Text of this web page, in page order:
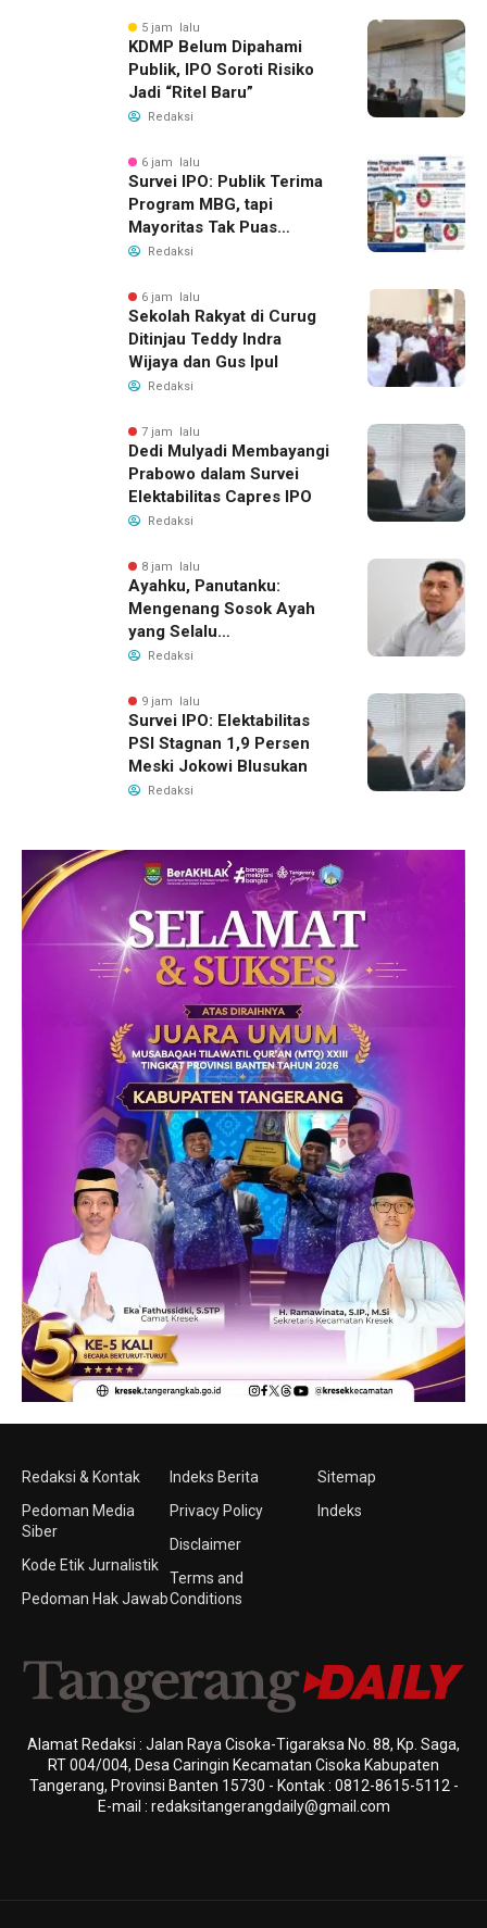
5 jam lalu
KDMP Belum Dipahami
Publik, IPO Soroti Risiko
Jadi “Ritel Baru”
Redaksi
6 jam lalu
Survei IPO: Publik Terima
Program MBG, tapi
Mayoritas Tak Puas
dengan Pengelolaannya
Redaksi
6 jam lalu
Sekolah Rakyat di Curug
Ditinjau Teddy Indra
Wijaya dan Gus Ipul
Redaksi
7 jam lalu
Dedi Mulyadi Membayangi
Prabowo dalam Survei
Elektabilitas Capres IPO
Redaksi
8 jam lalu
Ayahku, Panutanku:
Mengenang Sosok Ayah
yang Selalu
Membersamaiku
Redaksi
9 jam lalu
Survei IPO: Elektabilitas
PSI Stagnan 1,9 Persen
Meski Jokowi Blusukan
Redaksi
Redaksi & Kontak
Pedoman Media
Siber
Kode Etik Jurnalistik
Pedoman Hak Jawab
Indeks Berita
Privacy Policy
Disclaimer
Terms and
Conditions
Sitemap
Indeks
Alamat Redaksi : Jalan Raya Cisoka-Tigaraksa No. 88, Kp. Saga,
RT 004/004, Desa Caringin Kecamatan Cisoka Kabupaten
Tangerang, Provinsi Banten 15730 - Kontak : 0812-8615-5112 -
E-mail : redaksitangerangdaily@gmail.com